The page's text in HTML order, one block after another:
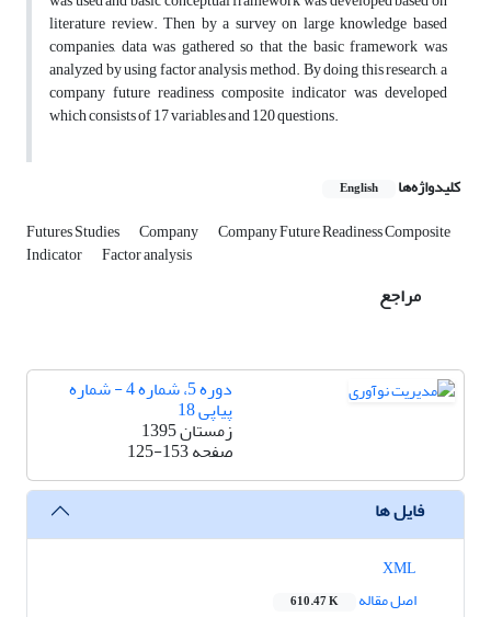
literature review. Then by a survey on large knowledge based
companies, data was gathered so that the basic framework was
analyzed by using factor analysis method. By doing this research, a
company future readiness composite indicator was developed
which consists of 17 variables and 120 questions.
کلیدواژه‌ها English
Futures Studies Company Company Future Readiness Composite
Indicator Factor analysis
مراجع
دوره 5، شماره 4 - شماره
پیاپی 18
زمستان 1395
صفحه125-153
فایل ها
اصل مقاله
610.47 K